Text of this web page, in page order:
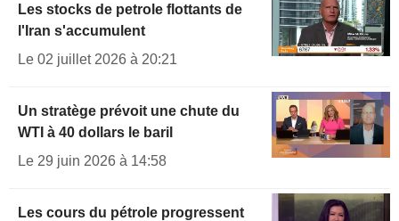
Les stocks de petrole flottants de
l'Iran s'accumulent
Le 02 juillet 2026 à 20:21
Un stratège prévoit une chute du
WTI à 40 dollars le baril
Le 29 juin 2026 à 14:58
Les cours du pétrole progressent